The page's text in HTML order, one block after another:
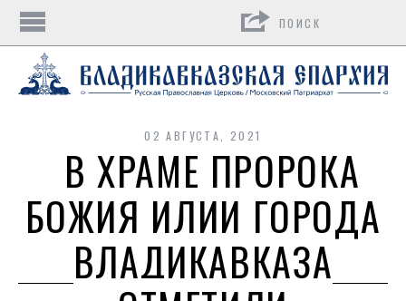
02 АВГУСТА, 2021
В ХРАМЕ ПРОРОКА
БОЖИЯ ИЛИИ ГОРОДА
ВЛАДИКАВКАЗА